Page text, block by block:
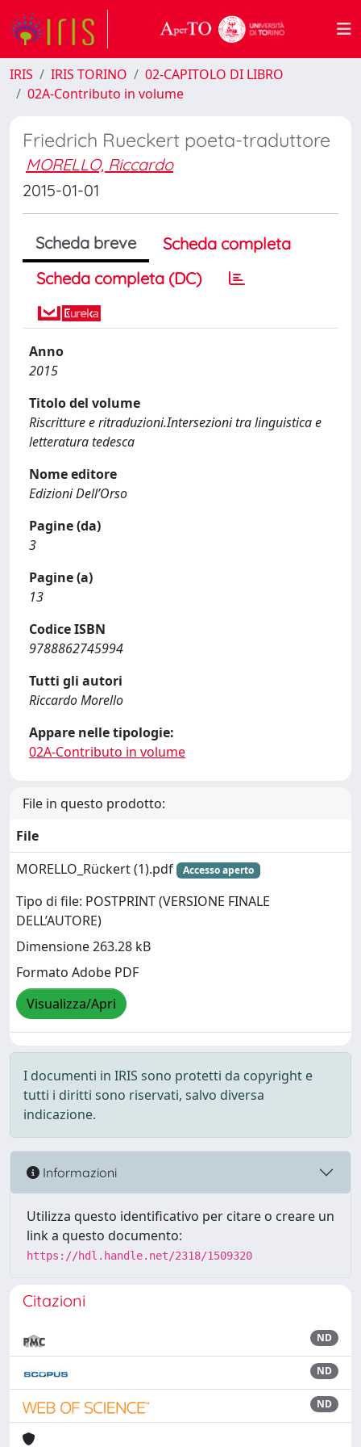
IRIS IRIS TORINO
02-CAPITOLO DI LIBRO
02A-Contributo in volume
Friedrich Rueckert poeta-traduttore
MORELLO, Riccardo
2015-01-01
Scheda breve
Scheda completa
Scheda completa (DC)
Anno
2015
Titolo del volume
Riscritture e ritraduzioni.Intersezioni tra linguistica e
letteratura tedesca
Nome editore
Edizioni Dell’Orso
Pagine (da)
3
Pagine (a)
13
Codice ISBN
9788862745994
Tutti gli autori
Riccardo Morello
Appare nelle tipologie:
02A-Contributo in volume
File in questo prodotto:
File
MORELLO_Rückert (1).pdf
Accesso aperto
Tipo di file: POSTPRINT (VERSIONE FINALE
DELL’AUTORE)
Dimensione 263.28 kB
Formato Adobe PDF
Visualizza/Apri
I documenti in IRIS sono protetti da copyright e
tutti i diritti sono riservati, salvo diversa
indicazione.
Informazioni
Utilizza questo identificativo per citare o creare un
link a questo documento:
https://hdl.handle.net/2318/1509320
Citazioni
ND
ND
ND